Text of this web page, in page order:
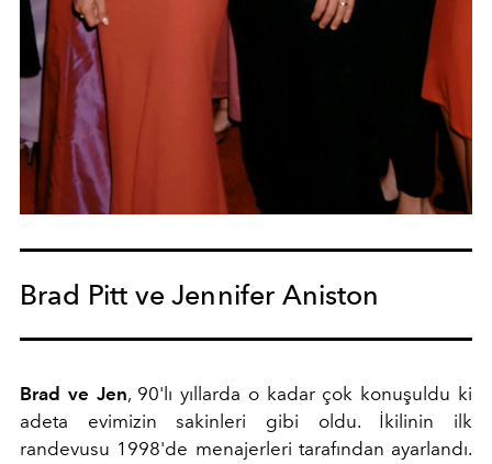
Brad Pitt ve Jennifer Aniston
Brad ve Jen, 90'lı yıllarda o kadar çok konuşuldu ki
adeta evimizin sakinleri gibi oldu. İkilinin ilk
randevusu 1998'de menajerleri tarafından ayarlandı.